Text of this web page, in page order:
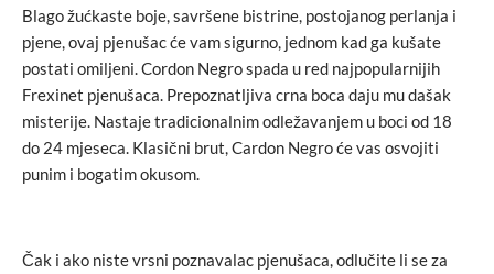
Blago žućkaste boje, savršene bistrine, postojanog perlanja i
pjene, ovaj pjenušac će vam sigurno, jednom kad ga kušate
postati omiljeni. Cordon Negro spada u red najpopularnijih
Frexinet pjenušaca. Prepoznatljiva crna boca daju mu dašak
misterije. Nastaje tradicionalnim odležavanjem u boci od 18
do 24 mjeseca. Klasični brut, Cardon Negro će vas osvojiti
punim i bogatim okusom.
Čak i ako niste vrsni poznavalac pjenušaca, odlučite li se za